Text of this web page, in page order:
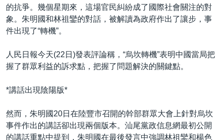
的抗爭。幾個星期來，這場官民糾紛成了國際社會關注的對
象。朱明國和林祖鑾的對話，被解讀為政府作出了讓步，事
件出現了“轉機”。
人民日報今天(22日)發表評論稱，“烏坎轉機”表明中國當局把
握了群眾利益的訴求點，把握了問題解決的關鍵點。
*講話出現陰陽版*
然而，朱明國20日在陸豐市召開的幹部群眾大會上針對烏坎
事件作出的講話卻出現兩個版本。汕尾黨政信息網最初公開
的講話重點中提到，朱明國在最後發言中強調林祖鑾和楊色